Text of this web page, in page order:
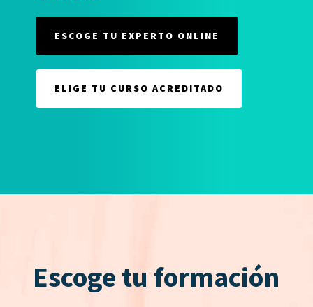
ESCOGE TU EXPERTO ONLINE
ELIGE TU CURSO ACREDITADO
Escoge tu formación